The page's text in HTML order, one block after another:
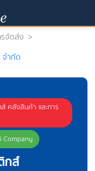
จัดส่ง >
จำกัด
คลังสินค้า และการ
Company
กส์